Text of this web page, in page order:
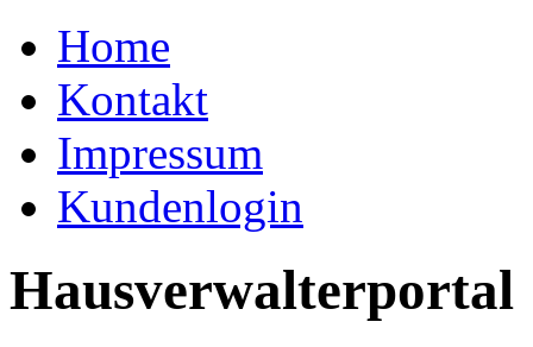
Home
Kontakt
Impressum
Kundenlogin
Hausverwalterportal